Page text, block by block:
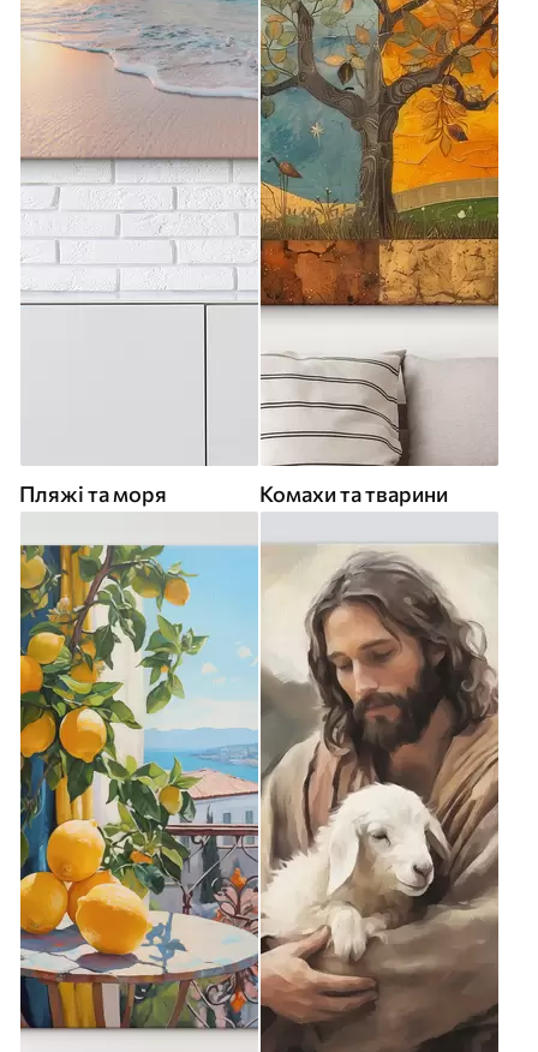
Пляжі та моря Комахи та тварини